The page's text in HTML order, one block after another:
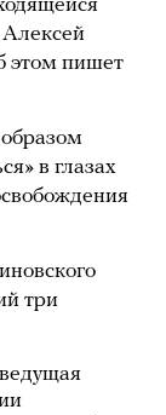
этом пишет
в глазах
три